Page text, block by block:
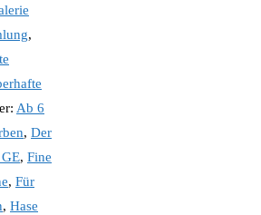
,
Ab 6
, Der
, Fine
, Für
, Hase